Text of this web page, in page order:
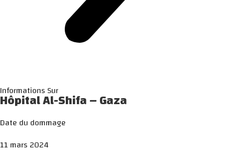
Informations Sur
Hôpital Al-Shifa – Gaza
Date du dommage
11 mars 2024